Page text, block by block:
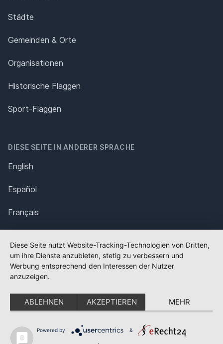
Städte
Gemeinden & Orte
Organisationen
Historische Flaggen
Sport-Flaggen
DIESE SEITE IN ANDERER SPRACHE
English
Español
Français
Polska
Português
Nederlands
Svenska
Diese Seite nutzt Website-Tracking-Technologien von Dritten,
um ihre Dienste anzubieten, stetig zu verbessern und
Werbung entsprechend den Interessen der Nutzer
anzuzeigen.
ABLEHNEN AKZEPTIEREN MEHR
Powered by &